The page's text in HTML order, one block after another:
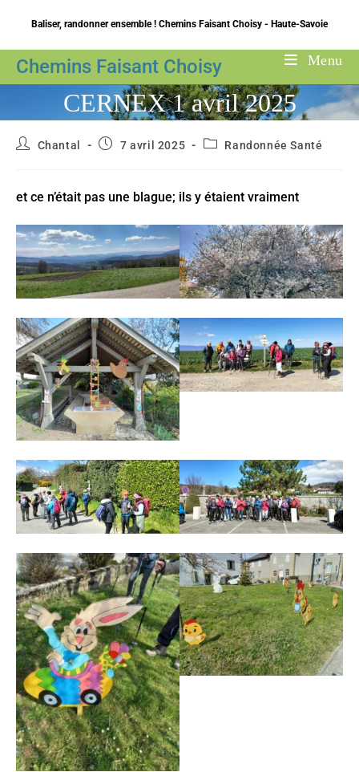
content
Baliser, randonner ensemble ! Chemins Faisant Choisy - Haute-Savoie
Chemins Faisant Choisy Menu
CERNEX 1 avril 2025
Auteur/autrice
Chantal
Publication
7 avril 2025
PostRandonnée Santé
et ce n’était pas une blague; ils y étaient vraiment